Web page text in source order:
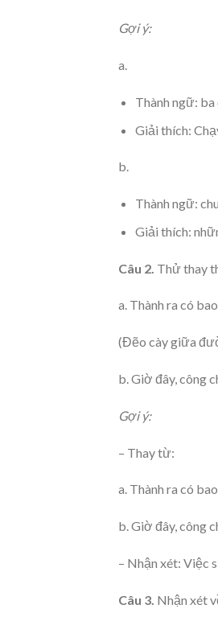
Gợi ý:
a.
Thành ngữ:
Giải thích:
b.
Thành ngữ:
Giải thích:
Câu 2. Thử thay
a. Thành ra có
(Đẽo cày giữa
b. Giờ đây, công
Gợi ý:
– Thay từ:
a. Thành ra có
b. Giờ đây, công
– Nhận xét: Việc
Câu 3. Nhận xét